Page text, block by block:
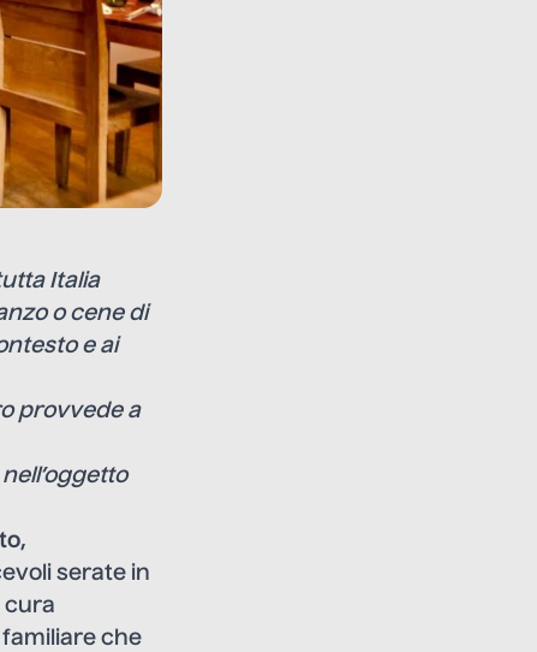
Italia
o cene di
e ai
provvede a
,
serate in
cura
familiare che